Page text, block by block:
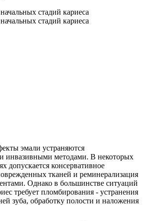
эмали устраняются
инвазивными методами. В некоторых
допускается консервативное
тканей и реминерализация
Однако в большинстве ситуаций
требует пломбирования - устранения
зуба, обработку полости и наложения